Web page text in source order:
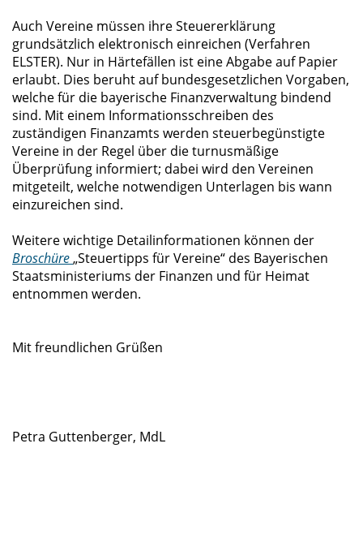
Auch Vereine müssen ihre Steuererklärung
grundsätzlich elektronisch einreichen (Verfahren
ELSTER). Nur in Härtefällen ist eine Abgabe auf Papier
erlaubt. Dies beruht auf bundesgesetzlichen Vorgaben,
welche für die bayerische Finanzverwaltung bindend
sind. Mit einem Informationsschreiben des
zuständigen Finanzamts werden steuerbegünstigte
Vereine in der Regel über die turnusmäßige
Überprüfung informiert; dabei wird den Vereinen
mitgeteilt, welche notwendigen Unterlagen bis wann
einzureichen sind.
Weitere wichtige Detailinformationen können der
BroschüreSteuertipps für Vereine“ des Bayerischen
Staatsministeriums der Finanzen und für Heimat
entnommen werden.
Mit freundlichen Grüßen
Petra Guttenberger, MdL